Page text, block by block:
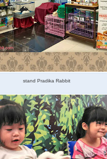
stand Pradika Rabbit